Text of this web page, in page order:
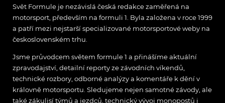
Svět Formule je nezávislá česká redakce zaměřená na
motorsport, především na formuli 1. Byla založena v roce 1999
a patří mezi nejstarší specializované motorsportové weby na
československém trhu.
Jsme průvodcem světem formule 1 a přinášíme aktuální
zpravodajství, detailní reporty ze závodních víkendů,
technické rozbory, odborné analýzy a komentáře k dění v
královně motorsportu. Sledujeme nejen samotné závody, ale
také zákulisí týmů a jezdců, technický vývoj monopostů i